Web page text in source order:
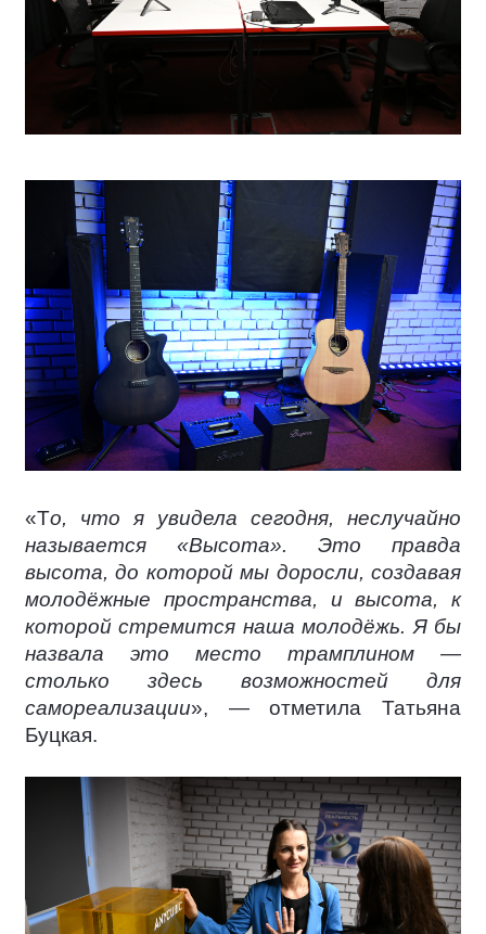
«То, что я увидела сегодня, неслучайно
называется «Высота». Это правда
высота, до которой мы доросли, создавая
молодёжные пространства, и высота, к
которой стремится наша молодёжь. Я бы
назвала это место трамплином —
столько здесь возможностей для
самореализации», — отметила Татьяна
Буцкая.